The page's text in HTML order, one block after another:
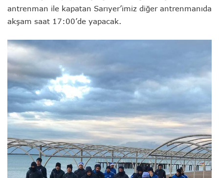
antrenman ile kapatan Sarıyer’imiz diğer antrenmanıda
akşam saat 17:00’de yapacak.